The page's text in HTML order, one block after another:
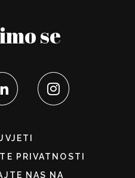
se
PRIVATNOSTI
NAS NA